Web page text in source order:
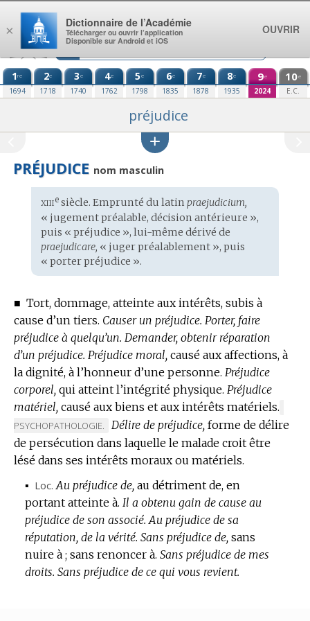
Aller au contenu
1re
1694
2e
1718
3e
1740
4e
1762
5e
1798
6e
1835
7e
1878
8e
1935
9e
2024
10e
E.C.
préjudice
PRÉJUDICE nom masculin
Étymologie
:
xiiiesiècle. Emprunté du latin praejudicium,
« jugement préalable, décision antérieure »,
puis « préjudice », lui-même dérivé de
praejudicare, « juger préalablement », puis
« porter préjudice ».
■ Tort, dommage, atteinte aux intérêts, subis à
cause d’un tiers. Causer un préjudice. Porter, faire
préjudice à quelqu’un. Demander, obtenir réparation
d’un préjudice. Préjudice moral, causé aux affections, à
la dignité, à l’honneur d’une personne. Préjudice
corporel, qui atteint l’intégrité physique. Préjudice
matériel, causé aux biens et aux intérêts matériels.
DE
PSYCHOPATHOLOGIE. Délire de préjudice, forme de délire
de persécution dans laquelle le malade croit être
lésé dans ses intérêts moraux ou matériels.
▪ Loc. Au préjudice de, au détriment de, en
portant atteinte à. Il a obtenu gain de cause au
préjudice de son associé. Au préjudice de sa
réputation, de la vérité. Sans préjudice de, sans
nuire à ; sans renoncer à. Sans préjudice de mes
droits. Sans préjudice de ce qui vous revient.
×
Dictionnaire de l’Académie
Télécharger ou ouvrir l’application
Disponible sur Android et iOS
OUVRIR